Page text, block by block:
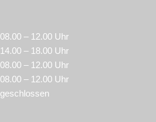
08.00 – 12.00 Uhr
14.00 – 18.00 Uhr
08.00 – 12.00 Uhr
08.00 – 12.00 Uhr
geschlossen